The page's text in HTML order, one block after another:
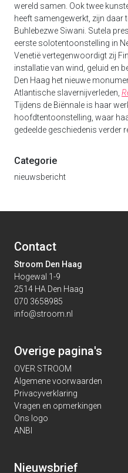
wereld samen. Ook twee
heeft samengewerkt, zijn daar
Buhlebezwe Siwani. Sutela
eerste solotentoonstelling in
Venetië vertegenwoordigt zij
installatie van wind, geluid en
Den Haag het nieuwe
Atlantische slavernijverleden,
Tijdens de Biënnale is haar
hoofdtentoonstelling, waar
gedeelde geschiedenis verder
Categorie
nieuwsbericht
Contact
Stroom Den Haag
Hogewal 1-9
2514 HA Den Haag
070 3658985
info@stroom.nl
Overige pagina's
OVER STROOM
Algemene voorwaarden
Privacyverklaring
Vragen en opmerkingen
Ons logo
ANBI
Nieuwsbrief